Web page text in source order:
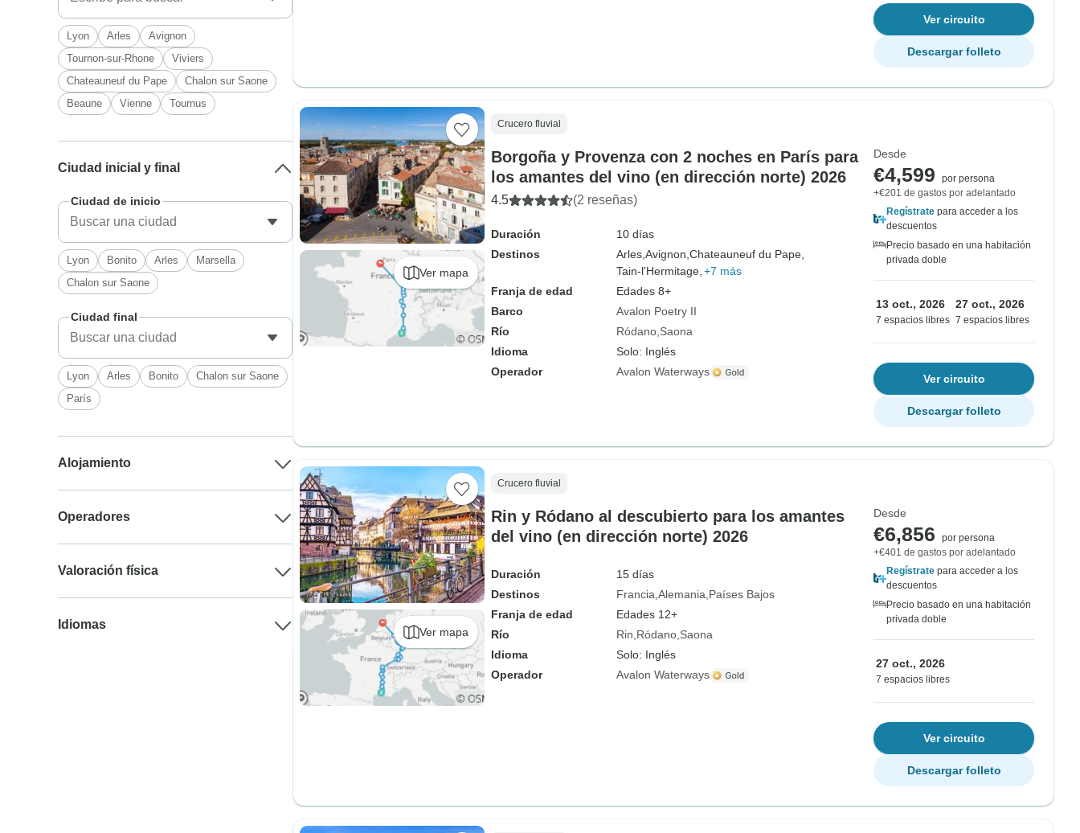
Ver circuito
Descargar folleto
Ver mapa
Crucero fluvial
Borgoña y Provenza con 2 noches en París para
los amantes del vino (en dirección norte) 2026
4.5 (2 reseñas)
Duración
10 días
Destinos
Arles, Avignon, Chateauneuf du Pape,
Tain-l'Hermitage, +7 más
Franja de edad
Edades 8+
Barco
Avalon Poetry II
Río
Ródano Saona
Idioma
Solo: Inglés
Operador
Avalon Waterways
Desde
€4,599
por persona
+€201 de gastos por adelantado
Regístrate para acceder a los
descuentos
Precio basado en una habitación
privada doble
13 oct., 2026
7 espacios libres
27 oct., 2026
7 espacios libres
Ver circuito
Descargar folleto
Ver mapa
Crucero fluvial
Rin y Ródano al descubierto para los amantes
del vino (en dirección norte) 2026
Duración
15 días
Destinos
Francia Alemania Países Bajos
Franja de edad
Edades 12+
Río
Rin Ródano Saona
Idioma
Solo: Inglés
Operador
Avalon Waterways
Desde
€6,856
por persona
+€401 de gastos por adelantado
Regístrate para acceder a los
descuentos
Precio basado en una habitación
privada doble
27 oct., 2026
7 espacios libres
Ver circuito
Descargar folleto
Lyon Arles
Avignon
Tournon-sur-Rhone
Viviers
Chateauneuf du Pape
Chalon sur Saone
Beaune
Vienne Tournus
Ciudad inicial y final
Ciudad de inicio
Lyon Bonito Arles
Marsella
Chalon sur Saone
Ciudad final
Lyon Arles Bonito
Chalon sur Saone
París
Alojamiento
Operadores
Valoración física
Idiomas